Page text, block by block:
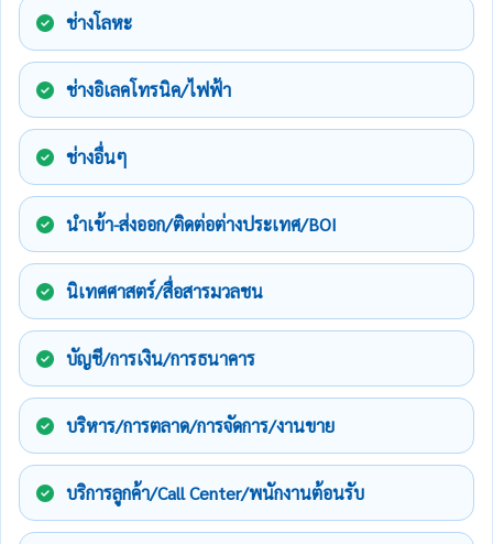
ช่างโลหะ
ช่างอิเลคโทรนิค/ไฟฟ้า
ช่างอื่นๆ
นำเข้า-ส่งออก/ติดต่อต่างประเทศ/BOI
นิเทศศาสตร์/สื่อสารมวลชน
บัญชี/การเงิน/การธนาคาร
บริหาร/การตลาด/การจัดการ/งานขาย
บริการลูกค้า/Call Center/พนักงานต้อนรับ